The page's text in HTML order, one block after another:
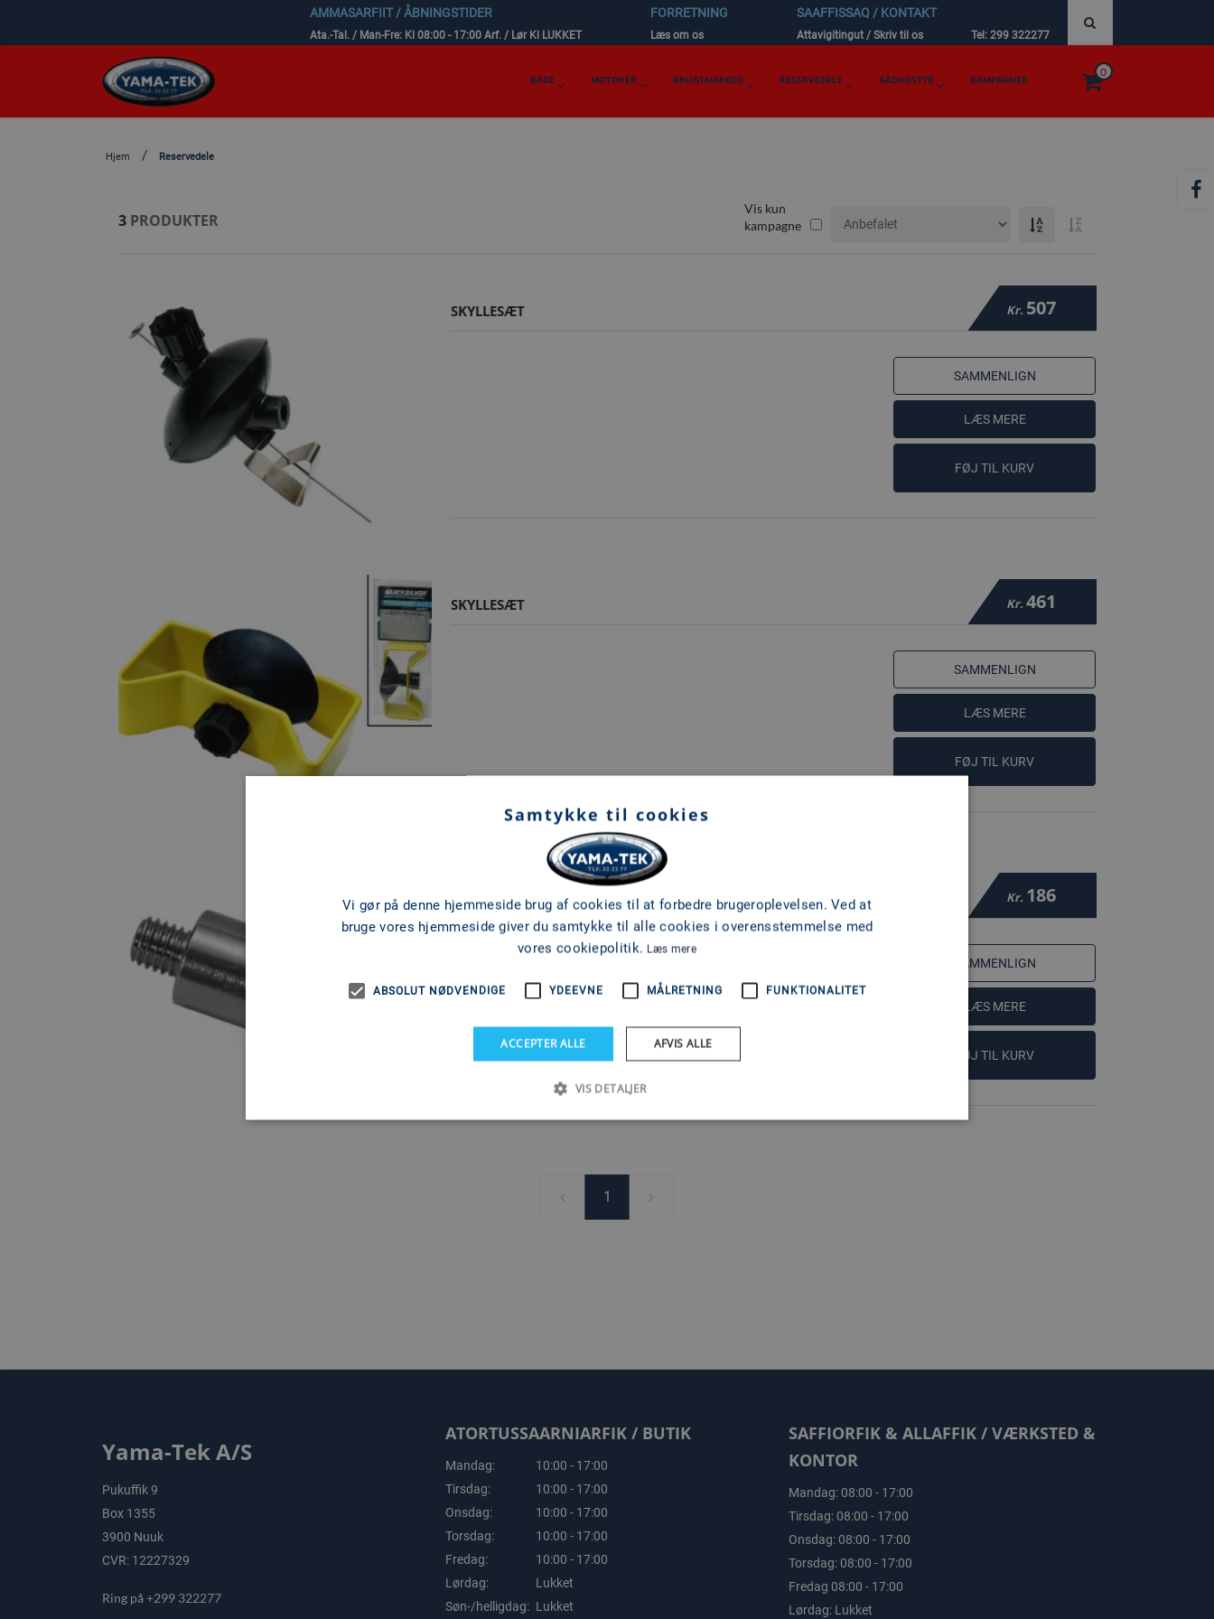
AMMASARFIIT / ÅBNINGSTIDER
Ata.-Tal. / Man-Fre: Kl 08:00 - 17:00 Arf. / Lør Kl LUKKET
FORRETNING
Læs om os
SAAFFISSAQ / KONTAKT
Attavigitingut / Skriv til os Tel: 299 322277
BÅDE MOTORER BRUGTMARKED RESERVEDELE BÅDUDSTYR KAMPAGNER
0
Hjem Reservedele
3PRODUKTER
Vis kun
kampagne
SKYLLESÆT Kr. 507
SAMMENLIGN
LÆS MERE
FØJ TIL KURV
SKYLLESÆT Kr. 461
SAMMENLIGN
LÆS MERE
FØJ TIL KURV
SKYLLESÆT Kr. 186
SAMMENLIGN
LÆS MERE
FØJ TIL KURV
1
Yama-Tek A/S
Pukuffik 9
Box 1355
3900 Nuuk
CVR: 12227329
Ring på +299 322277
ATORTUSSAARNIARFIK / BUTIK
Mandag:
10:00 - 17:00
Tirsdag:
10:00 - 17:00
Onsdag:
10:00 - 17:00
Torsdag:
10:00 - 17:00
Fredag:
10:00 - 17:00
Lørdag:
Lukket
Søn-/helligdag: Lukket
SAFFIORFIK & ALLAFFIK / VÆRKSTED &
KONTOR
Mandag: 08:00 - 17:00
Tirsdag: 08:00 - 17:00
Onsdag: 08:00 - 17:00
Torsdag: 08:00 - 17:00
Fredag 08:00 - 17:00
Lørdag: Lukket
Samtykke til cookies
Vi gør på denne hjemmeside brug af cookies til at forbedre brugeroplevelsen. Ved at
bruge vores hjemmeside giver du samtykke til alle cookies i overensstemmelse med
vores cookiepolitik. Læs mere
ABSOLUT NØDVENDIGE YDEEVNE MÅLRETNING FUNKTIONALITET
ACCEPTER ALLE AFVIS ALLE
VIS DETALJER